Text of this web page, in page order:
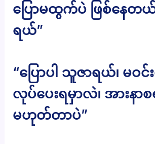
ပြောမထွက်ပဲ ဖြစ်နေတ
ရယ်”
“ပြောပါ သူဇာရယ်၊ မဝင်
လုပ်ပေးရမှာလဲ၊ အားနာ
မဟုတ်တာပဲ”